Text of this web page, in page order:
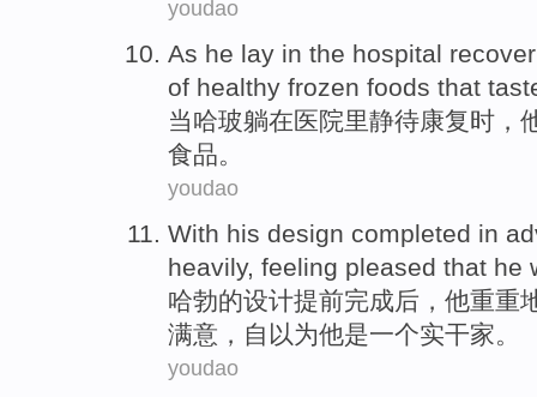
youdao
As he lay in the hospital
of healthy frozen foods that
当哈玻躺在医院里静待康复时 ，
食品。
youdao
With his design completed in
heavily, feeling pleased that he
哈勃的设计提前完成后 ， 他重重
满意 ，自以为他是一个实干家。
youdao